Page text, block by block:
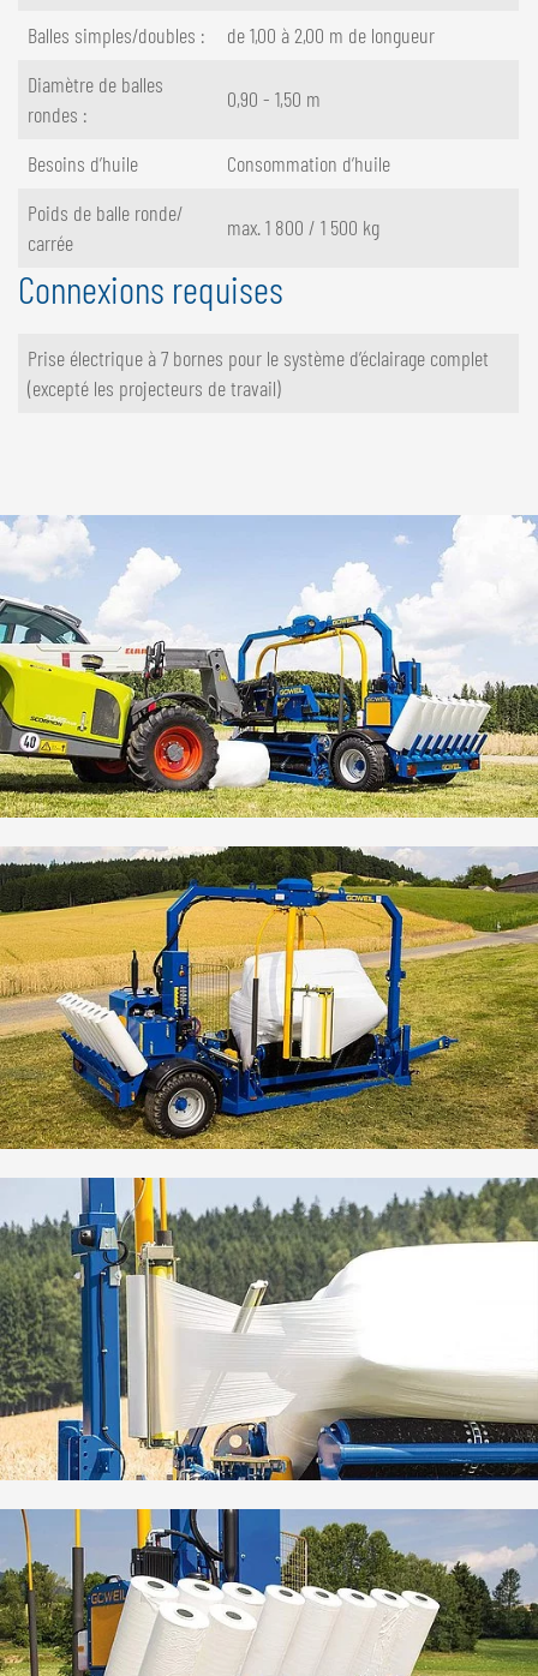
Balles simples/doubles :
de 1,00 à 2,00 m de longueur
Diamètre de balles
rondes :
0,90 - 1,50 m
Besoins d’huile
Consommation d’huile
Poids de balle ronde/
carrée
max. 1 800 / 1 500 kg
Connexions requises
Prise électrique à 7 bornes pour le système d’éclairage complet
(excepté les projecteurs de travail)